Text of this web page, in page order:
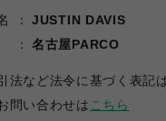
JUSTIN DAVIS
名古屋PARCO
法など法令に基づく表記
問い合わせは こちら